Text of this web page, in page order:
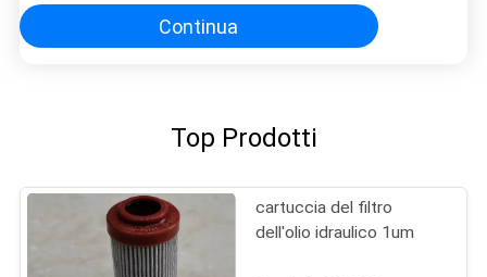
Continua
Top Prodotti
cartuccia del filtro
dell'olio idraulico 1um